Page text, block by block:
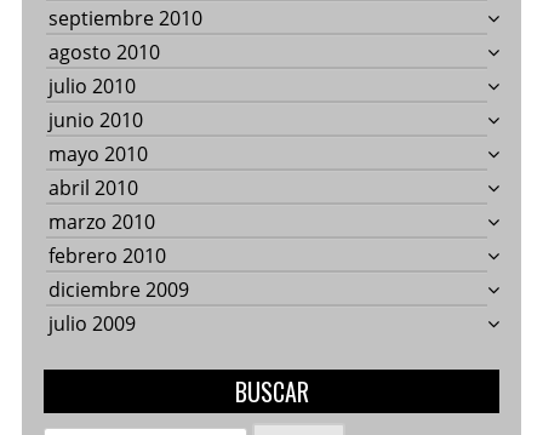
septiembre 2010
agosto 2010
julio 2010
junio 2010
mayo 2010
abril 2010
marzo 2010
febrero 2010
diciembre 2009
julio 2009
BUSCAR